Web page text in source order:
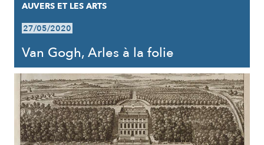
AUVERS ET LES ARTS
27/05/2020
Van Gogh, Arles à la folie